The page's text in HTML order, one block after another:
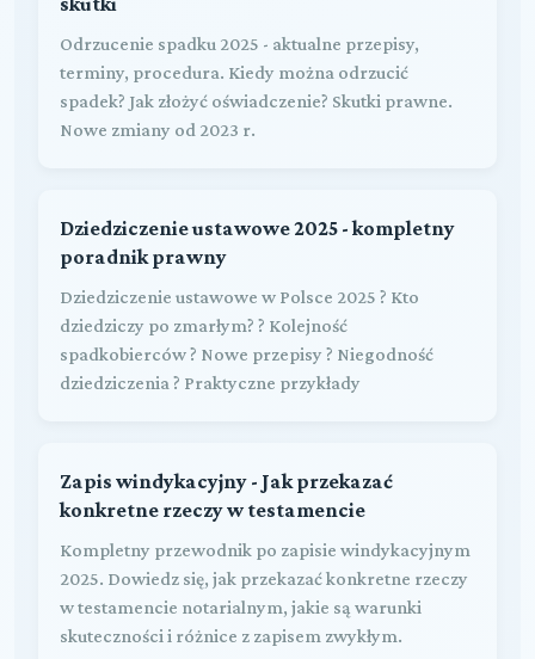
Odrzucenie spadku 2025 - aktualne przepisy,
terminy, procedura. Kiedy można odrzucić
spadek? Jak złożyć oświadczenie? Skutki prawne.
Nowe zmiany od 2023 r.
Dziedziczenie ustawowe 2025 - kompletny
poradnik prawny
Dziedziczenie ustawowe w Polsce 2025 ? Kto
dziedziczy po zmarłym? ? Kolejność
spadkobierców ? Nowe przepisy ? Niegodność
dziedziczenia ? Praktyczne przykłady
Zapis windykacyjny - Jak przekazać
konkretne rzeczy w testamencie
Kompletny przewodnik po zapisie windykacyjnym
2025. Dowiedz się, jak przekazać konkretne rzeczy
w testamencie notarialnym, jakie są warunki
skuteczności i różnice z zapisem zwykłym.